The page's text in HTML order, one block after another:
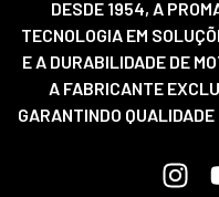
DESDE 1954, A
TECNOLOGIA EM
E A DURABILIDADE DE
A FABRICANTE
GARANTINDO